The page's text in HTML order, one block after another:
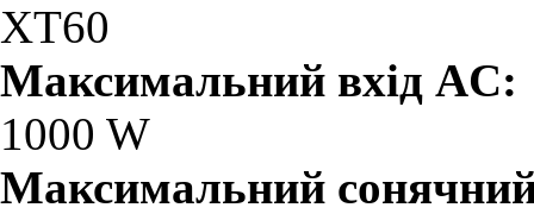
XT60
Максимальний вхід AC:
1000 W
Максимальний